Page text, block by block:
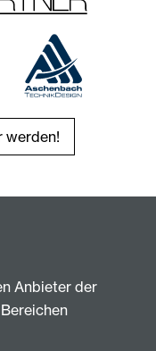
werden!
Anbieter der